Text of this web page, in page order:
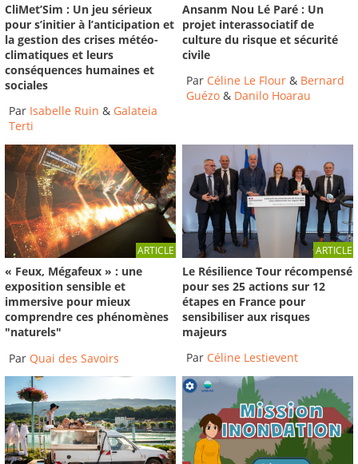
CliMet’Sim : Un jeu sérieux
pour s’initier à l’anticipation et
la gestion des crises météo-
climatiques et leurs
conséquences humaines et
sociales
Par Isabelle Ruin & Galateia
Terti
Ansanm Nou Lé Paré : Un
projet interassociatif de
culture du risque et sécurité
civile
Par Céline Le Flour & Bernard
Guézo & Danilo Hoarau
ARTICLE
« Feux, Mégafeux » : une
exposition sensible et
immersive pour mieux
comprendre ces phénomènes
"naturels"
Par Quai des Savoirs
ARTICLE
Le Résilience Tour récompensé
pour ses 25 actions sur 12
étapes en France pour
sensibiliser aux risques
majeurs
Par Céline Lestievent